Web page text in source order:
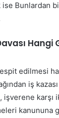
ise Bunlardan
Hangi
edilmesi
iş
işverene karşı
kanununa